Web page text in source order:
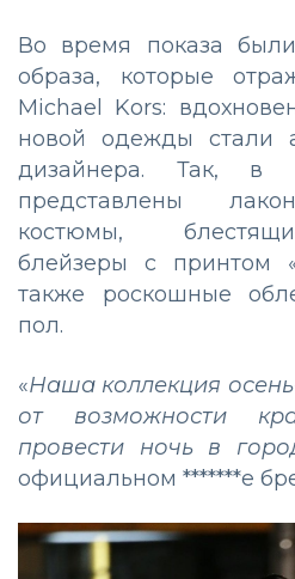
Во время показа
образа, которые
Michael Kors:
новой одежды стали
дизайнера. Так, в
представлены
костюмы,
блейзеры с принтом
также роскошные
пол.
«Наша коллекция
от возможности
провести ночь в
официальном *******е